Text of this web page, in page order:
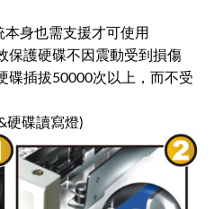
身也需支援才可使用
保護硬碟不因震動受到損傷
碟插拔50000次以上，而不受
硬碟讀寫燈)